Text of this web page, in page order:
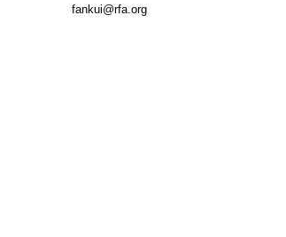
fankui@rfa.org